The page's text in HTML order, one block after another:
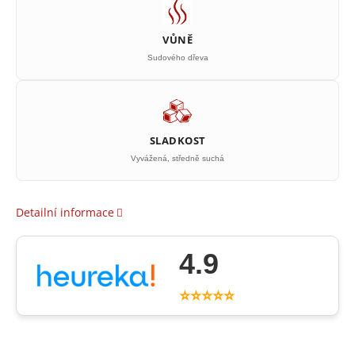
VŮNĚ
Sudového dřeva
SLADKOST
Vyvážená, středně suchá
Detailní informace
4.9
⭐⭐⭐⭐⭐